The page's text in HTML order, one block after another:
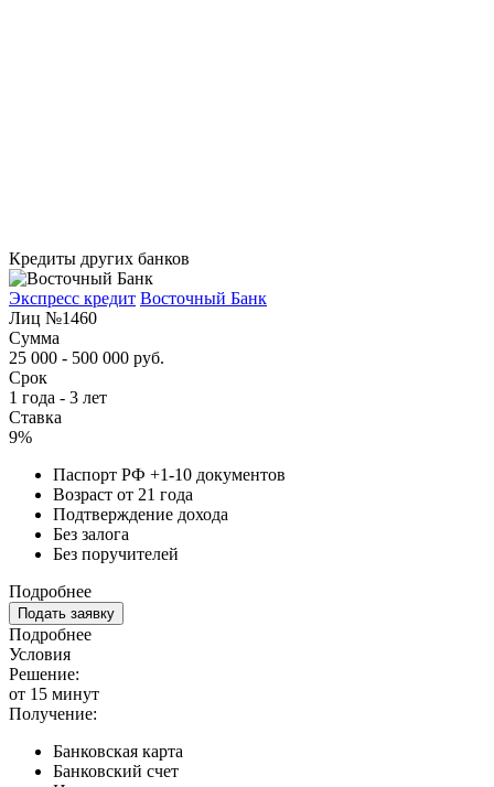
Кредиты других банков
Экспресс кредит Восточный Банк
Лиц №1460
Сумма
25 000 - 500 000 руб.
Срок
1 года - 3 лет
Ставка
9%
Паспорт РФ +1-10 документов
Возраст от 21 года
Подтверждение дохода
Без залога
Без поручителей
Подробнее
Подать заявку
Подробнее
Условия
Решение:
от 15 минут
Получение:
Банковская карта
Банковский счет